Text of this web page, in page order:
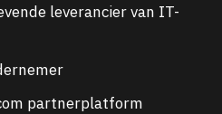
leverancier van IT-
partnerplatform